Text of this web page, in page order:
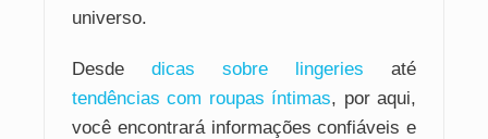
universo.
Desde dicas sobre lingeries até
tendências com roupas íntimas, por aqui,
você encontrará informações confiáveis e